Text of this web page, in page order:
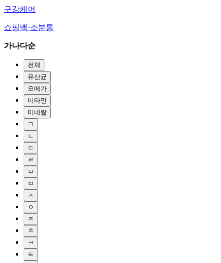
구강케어
쇼핑백·소분통
가나다순
전체
유산균
오메가
비타민
미네랄
ㄱ
ㄴ
ㄷ
ㄹ
ㅁ
ㅂ
ㅅ
ㅇ
ㅈ
ㅊ
ㅋ
ㅌ